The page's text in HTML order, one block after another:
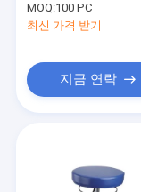
MOQ:100 PC
최신 가격 받기
지금 연락